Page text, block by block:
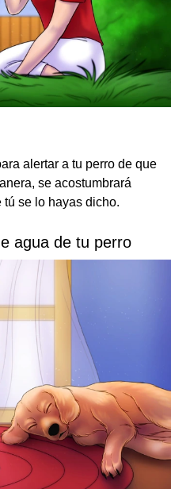
alertar a tu perro de que
se acostumbrará
se lo hayas dicho.
agua de tu perro